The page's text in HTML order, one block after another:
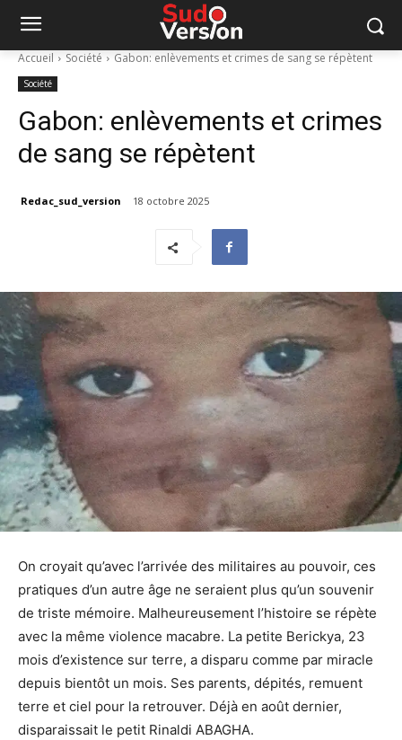
Accueil Société Gabon: enlèvements et crimes de sang se répètent
Société
Gabon: enlèvements et crimes
de sang se répètent
Redac_sud_version 18 octobre 2025
On croyait qu’avec l’arrivée des militaires au pouvoir, ces
pratiques d’un autre âge ne seraient plus qu’un souvenir
de triste mémoire. Malheureusement l’histoire se répète
avec la même violence macabre. La petite Berickya, 23
mois d’existence sur terre, a disparu comme par miracle
depuis bientôt un mois. Ses parents, dépités, remuent
terre et ciel pour la retrouver. Déjà en août dernier,
disparaissait le petit Rinaldi ABAGHA.